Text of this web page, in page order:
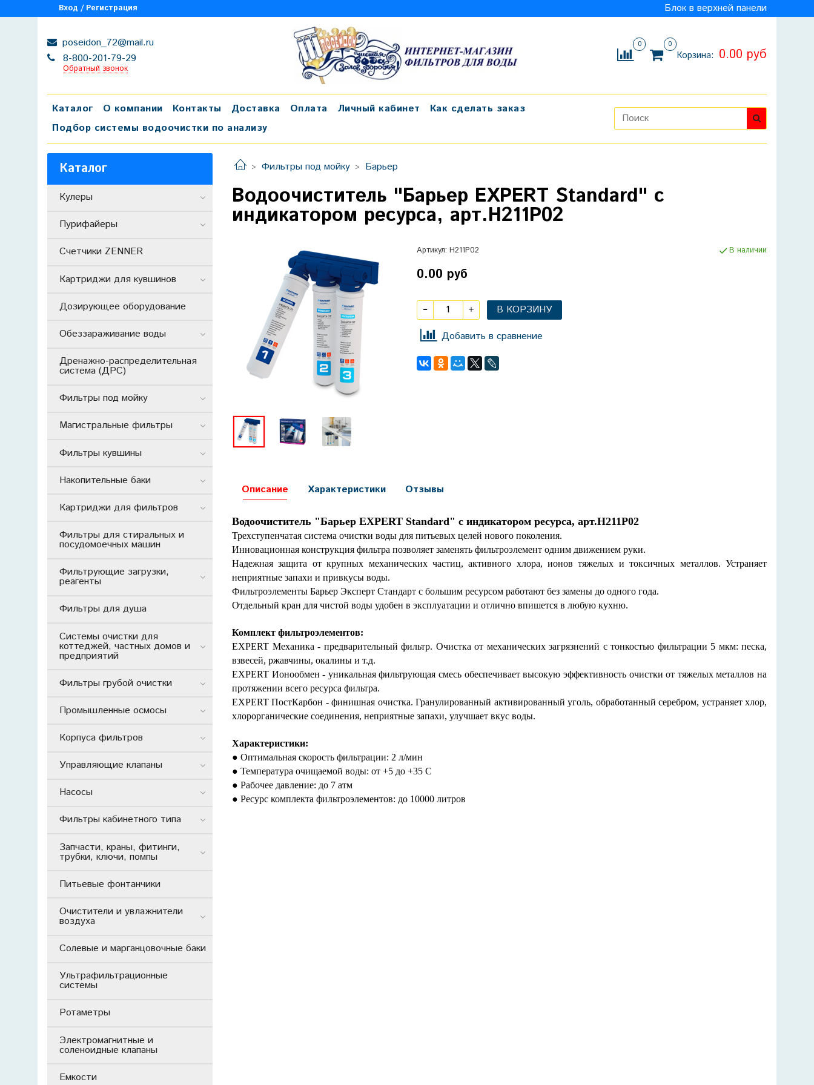
Вход / Регистрация Блок в верхней панели
poseidon_72@mail.ru
8-800-201-79-29
Обратный звонок
0 0
Корзина: 0.00 руб
Каталог О компании Контакты Доставка Оплата Личный кабинет
Как сделать заказ
Подбор системы водоочистки по анализу
Фильтры под мойку Барьер
Водоочиститель "Барьер EXPERT Standard" с
индикатором ресурса, арт.Н211Р02
Артикул: Н211Р02 В наличии
0.00 руб
В КОРЗИНУ
Добавить в сравнение
Описание
Водоочиститель "Барьер EXPERT Standard" с индикатором ресурса, арт.Н211Р02
Трехступенчатая система очистки воды для питьевых целей нового поколения.
Инновационная конструкция фильтра позволяет заменять фильтроэлемент одним движением руки.
Надежная защита от крупных механических частиц, активного хлора, ионов тяжелых и токсичных металлов. Устраняет
неприятные запахи и привкусы воды.
Фильтроэлементы Барьер Эксперт Стандарт с большим ресурсом работают без замены до одного года.
Отдельный кран для чистой воды удобен в эксплуатации и отлично впишется в любую кухню.
Комплект фильтроэлементов:
EXPERT Механика - предварительный фильтр. Очистка от механических загрязнений с тонкостью фильтрации 5 мкм: песка,
взвесей, ржавчины, окалины и т.д.
EXPERT Ионообмен - уникальная фильтрующая смесь обеспечивает высокую эффективность очистки от тяжелых металлов на
протяжении всего ресурса фильтра.
EXPERT ПостКарбон - финишная очистка. Гранулированный активированный уголь, обработанный серебром, устраняет хлор,
хлорорганические соединения, неприятные запахи, улучшает вкус воды.
Характеристики:
● Оптимальная скорость фильтрации: 2 л/мин
● Температура очищаемой воды: от +5 до +35 С
● Рабочее давление: до 7 атм
● Ресурс комплекта фильтроэлементов: до 10000 литров
Характеристики Отзывы
Каталог
Кулеры
Пурифайеры
Счетчики ZENNER
Картриджи для кувшинов
Дозирующее оборудование
Обеззараживание воды
Дренажно-распределительная
система (ДРС)
Фильтры под мойку
Магистральные фильтры
Фильтры кувшины
Накопительные баки
Картриджи для фильтров
Фильтры для стиральных и
посудомоечных машин
Фильтрующие загрузки,
реагенты
Фильтры для душа
Системы очистки для
коттеджей, частных домов и
предприятий
Фильтры грубой очистки
Промышленные осмосы
Корпуса фильтров
Управляющие клапаны
Насосы
Фильтры кабинетного типа
Запчасти, краны, фитинги,
трубки, ключи, помпы
Питьевые фонтанчики
Очистители и увлажнители
воздуха
Солевые и марганцовочные баки
Ультрафильтрационные
системы
Ротаметры
Электромагнитные и
соленоидные клапаны
Емкости